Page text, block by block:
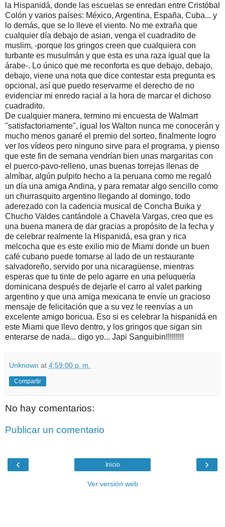
la Hispanidá, donde las escuelas se enredan entre Cristóbal
Colón y varios países: México, Argentina, España, Cuba... y
lo demás, que se lo lleve el viento. No me extraña que
cualquier día debajo de asian, venga el cuadradito de
muslim, -porque los gringos creen que cualquiera con
turbante es musulmán y que esta es una raza igual que la
árabe-. Lo único que me reconforta es que debajo, debajo,
debajo, viene una nota que dice contestar esta pregunta es
opcional, así que puedo reservarme el derecho de no
evidenciar mi enredo racial a la hora de marcar el dichoso
cuadradito.
De cualquier manera, termino mi encuesta de Walmart
"satisfactoriamente", igual los Walton nunca me conocerán y
mucho menos ganaré el premio del sorteo, finalmente logro
ver los vídeos pero ninguno sirve para el programa, y pienso
que este fin de semana vendrían bien unas margaritas con
el puerco-pavo-relleno, unas buenas torrejas llenas de
almíbar, algún pulpito hecho a la peruana como me regaló
un día una amiga Andina, y para rematar algo sencillo como
un churrasquito argentino llegando al domingo, todo
aderezado con la cadencia musical de Concha Buika y
Chucho Valdes cantándole a Chavela Vargas, creo que es
una buena manera de dar gracias a propósito de la fecha y
de celebrar realmente la Hispanidá, esa gran y rica
melcocha que es este exilio mio de Miami donde un buen
café cubano puede tomarse al lado de un restaurante
salvadoreño, servido por una nicaragüense, mientras
esperas que tu tinte de pelo agarre en una peluquería
dominicana después de dejarle el carro al valet parking
argentino y que una amiga mexicana te envíe un gracioso
mensaje de felicitación que a su vez le reenvías a un
excelente amigo boricua. Eso si es celebrar la hispanidá en
este Miami que llevo dentro, y los gringos que sigan sin
enterarse de nada... digo yo... Japi Sanguibin!!!!!!!!!
Unknown at 4:59:00 p. m.
Compartir
No hay comentarios:
Publicar un comentario
‹ ›
Inicio
Ver versión web